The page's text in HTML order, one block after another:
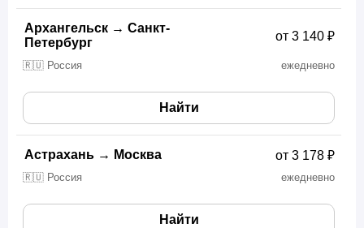
Архангельск → Санкт-
Петербург
🇷🇺 Россия ежедневно
от 3 140 ₽
Найти
Астрахань → Москва
🇷🇺 Россия ежедневно
от 3 178 ₽
Найти